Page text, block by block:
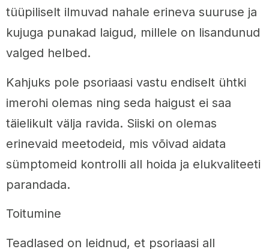
tüüpiliselt ilmuvad nahale erineva suuruse ja
kujuga punakad laigud, millele on lisandunud
valged helbed.
Kahjuks pole psoriaasi vastu endiselt ühtki
imerohi olemas ning seda haigust ei saa
täielikult välja ravida. Siiski on olemas
erinevaid meetodeid, mis võivad aidata
sümptomeid kontrolli all hoida ja elukvaliteeti
parandada.
Toitumine
Teadlased on leidnud, et psoriaasi all